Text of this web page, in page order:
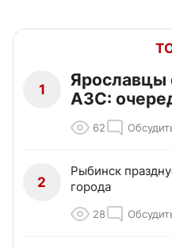
1
Ярославцы
АЗС:
62
2
Рыбинск
города
28